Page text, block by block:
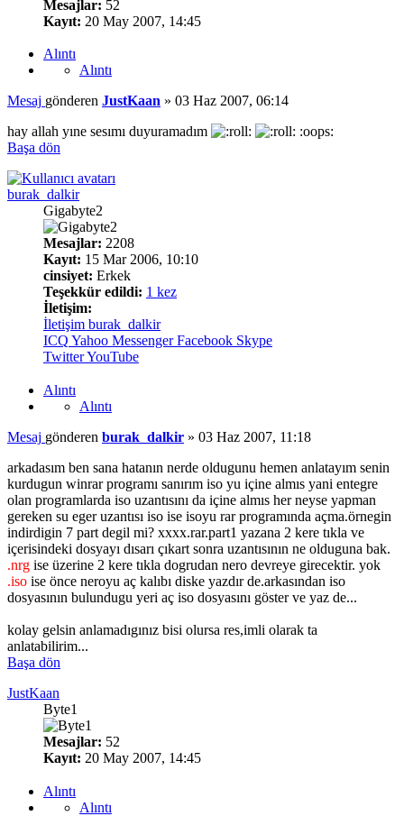
Mesajlar: 52
Kayıt: 20 May 2007, 14:45
Alıntı
Alıntı
Mesaj gönderen JustKaan » 03 Haz 2007, 06:14
hay allah yıne sesımı duyuramadım
:oops:
Başa dön
burak_dalkir
Gigabyte2
Mesajlar: 2208
Kayıt: 15 Mar 2006, 10:10
cinsiyet: Erkek
Teşekkür edildi: 1 kez
İletişim:
İletişim burak_dalkir
ICQ Yahoo Messenger Facebook Skype
TwitterYouTube
Alıntı
Alıntı
Mesaj gönderen burak_dalkir » 03 Haz 2007, 11:18
arkadasım ben sana hatanın nerde oldugunu hemen anlatayım senin
kurdugun winrar programı sanırım iso yu içine almıs yani entegre
olan programlarda iso uzantısını da içine almıs her neyse yapman
gereken su eger uzantısı iso ise isoyu rar programında açma.örnegin
indirdigin 7 part degil mi? xxxx.rar.part1 yazana 2 kere tıkla ve
içerisindeki dosyayı dısarı çıkart sonra uzantısının ne olduguna bak.
.nrg ise üzerine 2 kere tıkla dogrudan nero devreye girecektir. yok
.iso ise önce neroyu aç kalıbı diske yazdır de.arkasından iso
dosyasının bulundugu yeri aç iso dosyasını göster ve yaz de...
kolay gelsin anlamadıgınız bisi olursa res,imli olarak ta
anlatabilirim...
Başa dön
JustKaan
Byte1
Mesajlar: 52
Kayıt: 20 May 2007, 14:45
Alıntı
Alıntı